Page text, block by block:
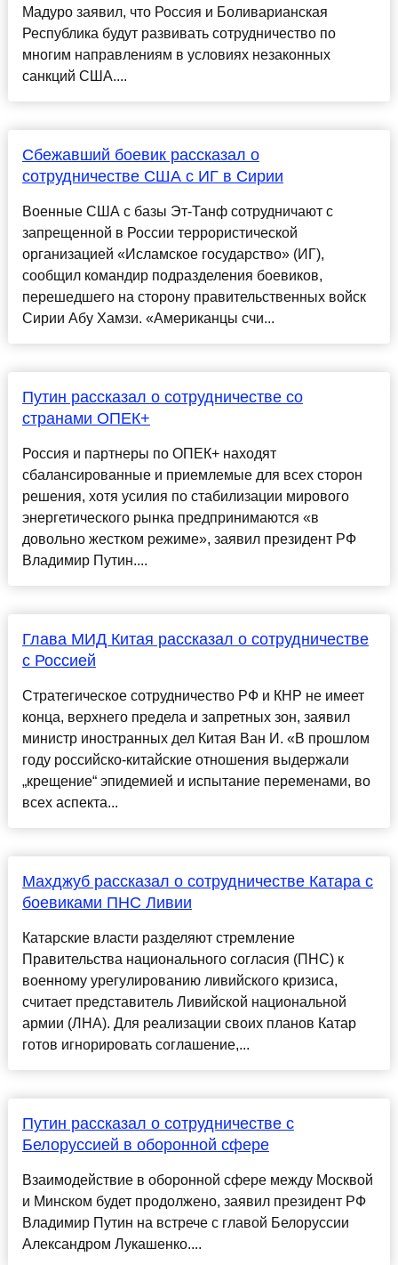
Мадуро заявил, что Россия и Боливарианская
Республика будут развивать сотрудничество по
многим направлениям в условиях незаконных
санкций США....
Сбежавший боевик рассказал о
сотрудничестве США с ИГ в Сирии
Военные США с базы Эт-Танф сотрудничают с
запрещенной в России террористической
организацией «Исламское государство» (ИГ),
сообщил командир подразделения боевиков,
перешедшего на сторону правительственных войск
Сирии Абу Хамзи. «Американцы счи...
Путин рассказал о сотрудничестве со
странами ОПЕК+
Россия и партнеры по ОПЕК+ находят
сбалансированные и приемлемые для всех сторон
решения, хотя усилия по стабилизации мирового
энергетического рынка предпринимаются «в
довольно жестком режиме», заявил президент РФ
Владимир Путин....
Глава МИД Китая рассказал о сотрудничестве
с Россией
Стратегическое сотрудничество РФ и КНР не имеет
конца, верхнего предела и запретных зон, заявил
министр иностранных дел Китая Ван И. «В прошлом
году российско-китайские отношения выдержали
„крещение“ эпидемией и испытание переменами, во
всех аспекта...
Махджуб рассказал о сотрудничестве Катара с
боевиками ПНС Ливии
Катарские власти разделяют стремление
Правительства национального согласия (ПНС) к
военному урегулированию ливийского кризиса,
считает представитель Ливийской национальной
армии (ЛНА). Для реализации своих планов Катар
готов игнорировать соглашение,...
Путин рассказал о сотрудничестве с
Белоруссией в оборонной сфере
Взаимодействие в оборонной сфере между Москвой
и Минском будет продолжено, заявил президент РФ
Владимир Путин на встрече с главой Белоруссии
Александром Лукашенко....